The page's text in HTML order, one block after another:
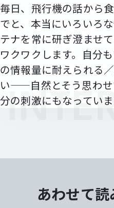
毎日、飛行機の話から
でと、本当にいろいろ
テナを常に研ぎ澄ませ
ワクワクします。自分
の情報量に耐えられる
い——自然とそう思わせ
分の刺激にもなっていま
あわせて読